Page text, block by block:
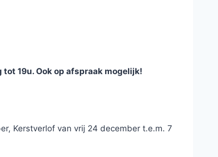
19u. Ook op afspraak mogelijk!
Kerstverlof van vrij 24 december t.e.m. 7